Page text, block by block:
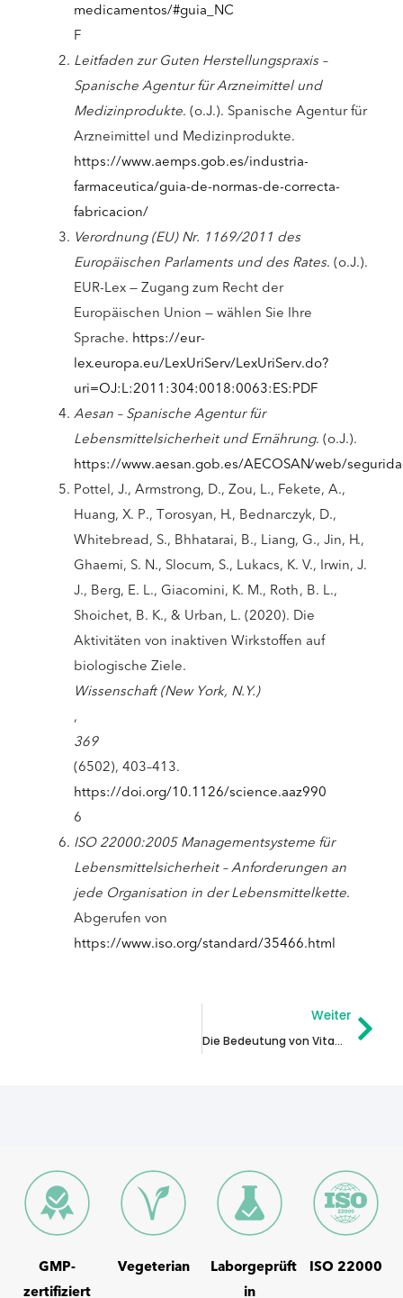
medicamentos/#guia_NC
F
Leitfaden zur Guten Herstellungspraxis –
Spanische Agentur für Arzneimittel und
Medizinprodukte. (o.J.). Spanische Agentur für
Arzneimittel und Medizinprodukte.
https://www.aemps.gob.es/industria-
farmaceutica/guia-de-normas-de-correcta-
fabricacion/
Verordnung (EU) Nr. 1169/2011 des
Europäischen Parlaments und des Rates. (o.J.).
EUR-Lex — Zugang zum Recht der
Europäischen Union — wählen Sie Ihre
Sprache. https://eur-
lex.europa.eu/LexUriServ/LexUriServ.do?
uri=OJ:L:2011:304:0018:0063:ES:PDF
Aesan – Spanische Agentur für
Lebensmittelsicherheit und Ernährung. (o.J.).
https://www.aesan.gob.es/AECOSAN/web/
Pottel, J., Armstrong, D., Zou, L., Fekete, A.,
Huang, X. P., Torosyan, H., Bednarczyk, D.,
Whitebread, S., Bhhatarai, B., Liang, G., Jin, H.,
Ghaemi, S. N., Slocum, S., Lukacs, K. V., Irwin, J.
J., Berg, E. L., Giacomini, K. M., Roth, B. L.,
Shoichet, B. K., & Urban, L. (2020). Die
Aktivitäten von inaktiven Wirkstoffen auf
biologische Ziele.
Wissenschaft (New York, N.Y.)
,
369
(6502), 403–413.
https://doi.org/10.1126/science.aaz990
6
ISO 22000:2005 Managementsysteme für
Lebensmittelsicherheit – Anforderungen an
jede Organisation in der Lebensmittelkette.
Abgerufen von
https://www.iso.org/standard/35466.html
Weiter
Die Bedeutung von Vitamin B
GMP-
zertifiziert
Vegeterian
Laborgeprüft
in
ISO 22000